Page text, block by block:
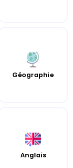
Géographie
Anglais